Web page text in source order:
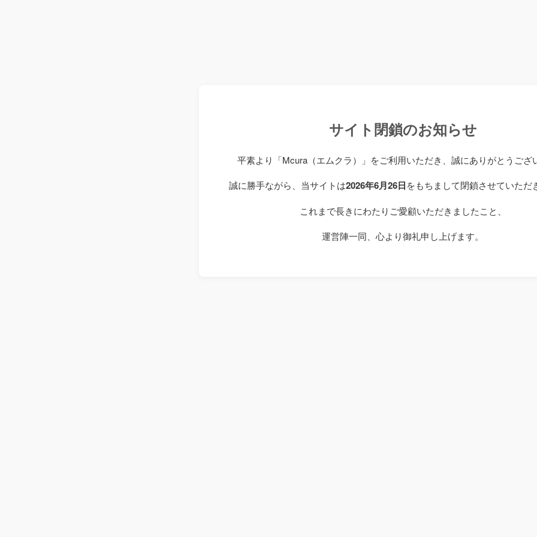
サイト閉鎖のお知らせ
平素より「Mcura（エムクラ）」をご利用いただき、誠にありがとうござ
誠に勝手ながら、当サイトは2026年6月26日をもちまして閉鎖させていただ
これまで長きにわたりご愛顧いただきましたこと、
運営陣一同、心より御礼申し上げます。